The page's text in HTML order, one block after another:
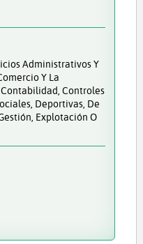
Administrativos Y
Y La
Controles
Deportivas, De
Explotación O